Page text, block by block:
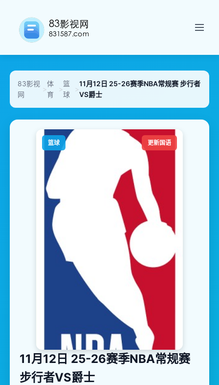
83影视
网
>
体
育
>
篮
球
>
11月12日 25-26赛季NBA常规赛 步行者
VS爵士
篮球 更新国语
11月12日 25-26赛季NBA常规赛
步行者VS爵士